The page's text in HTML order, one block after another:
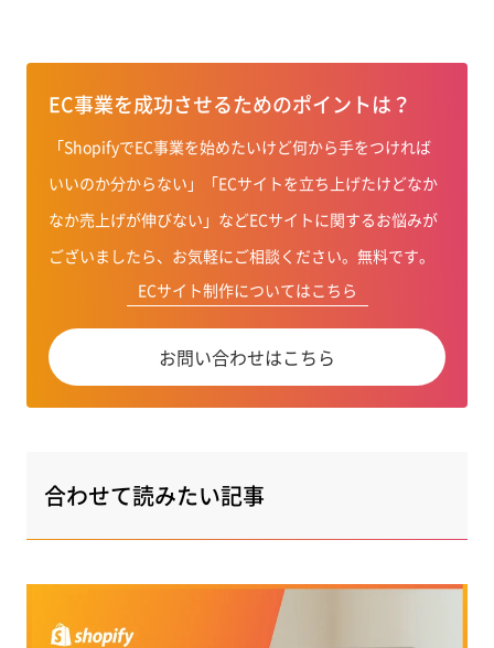
EC事業を成功させるためのポイントは？
「ShopifyでEC事業を始めたいけど何から手をつければ
いいのか分からない」「ECサイトを立ち上げたけどなか
なか売上げが伸びない」などECサイトに関するお悩みが
ございましたら、お気軽にご相談ください。無料です。
ECサイト制作についてはこちら
お問い合わせはこちら
合わせて読みたい記事